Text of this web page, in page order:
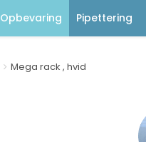
Opbevaring Pipettering
Mega rack , hvid